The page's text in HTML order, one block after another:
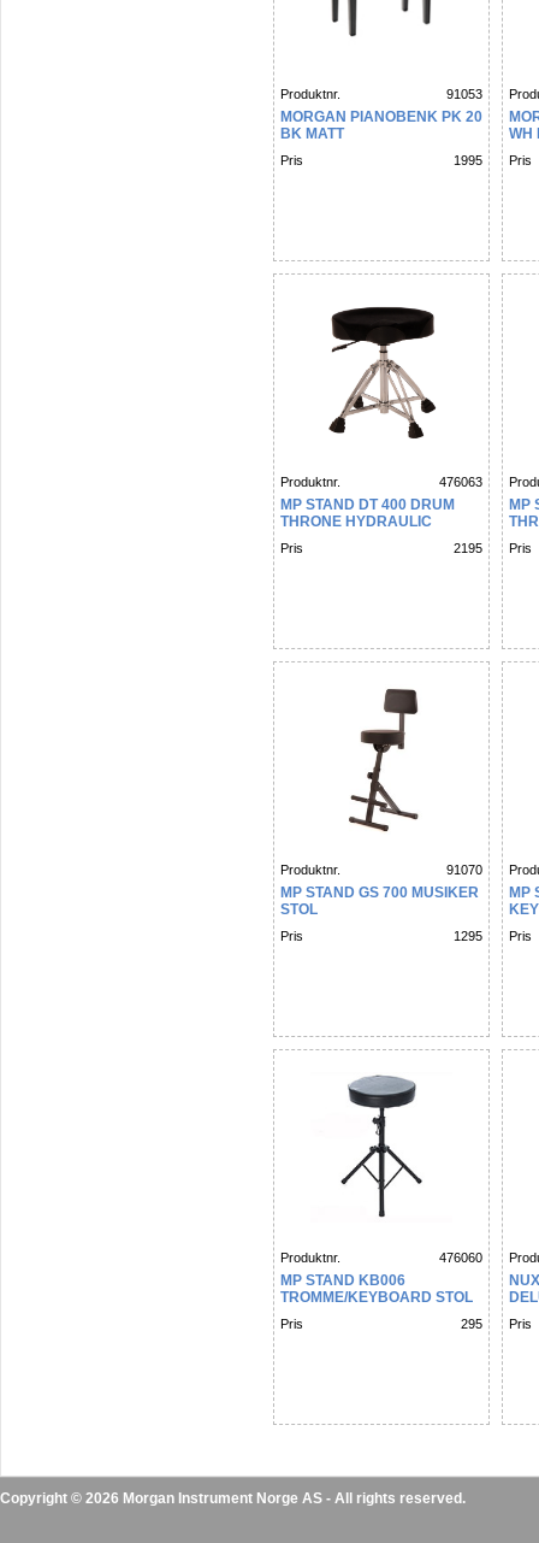
Produktnr. 91053
MORGAN PIANOBENK PK 20
BK MATT
Pris 1995
WH
Pris
Produktnr. 476063
MP STAND DT 400 DRUM
THRONE HYDRAULIC
Pris 2195
MP
Pris
Produktnr. 91070
MP STAND GS 700 MUSIKER
STOL
Pris 1295
MP
Pris
Produktnr. 476060
MP STAND KB006
TROMME/KEYBOARD STOL
Pris 295 Pris
Copyright © 2026 Morgan Instrument Norge AS - All rights reserved.